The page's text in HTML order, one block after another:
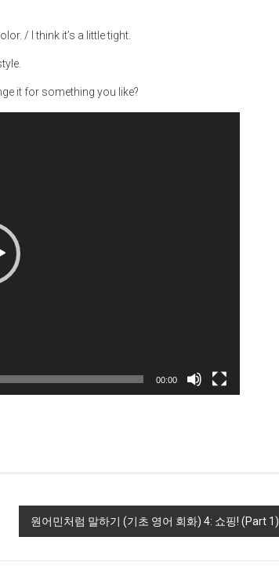
/ I think it’s a little tight.
it for something you like?
00:00
원어민처럼 말하기 (기초 영어 회화) 4: 쇼핑! (Part 1)